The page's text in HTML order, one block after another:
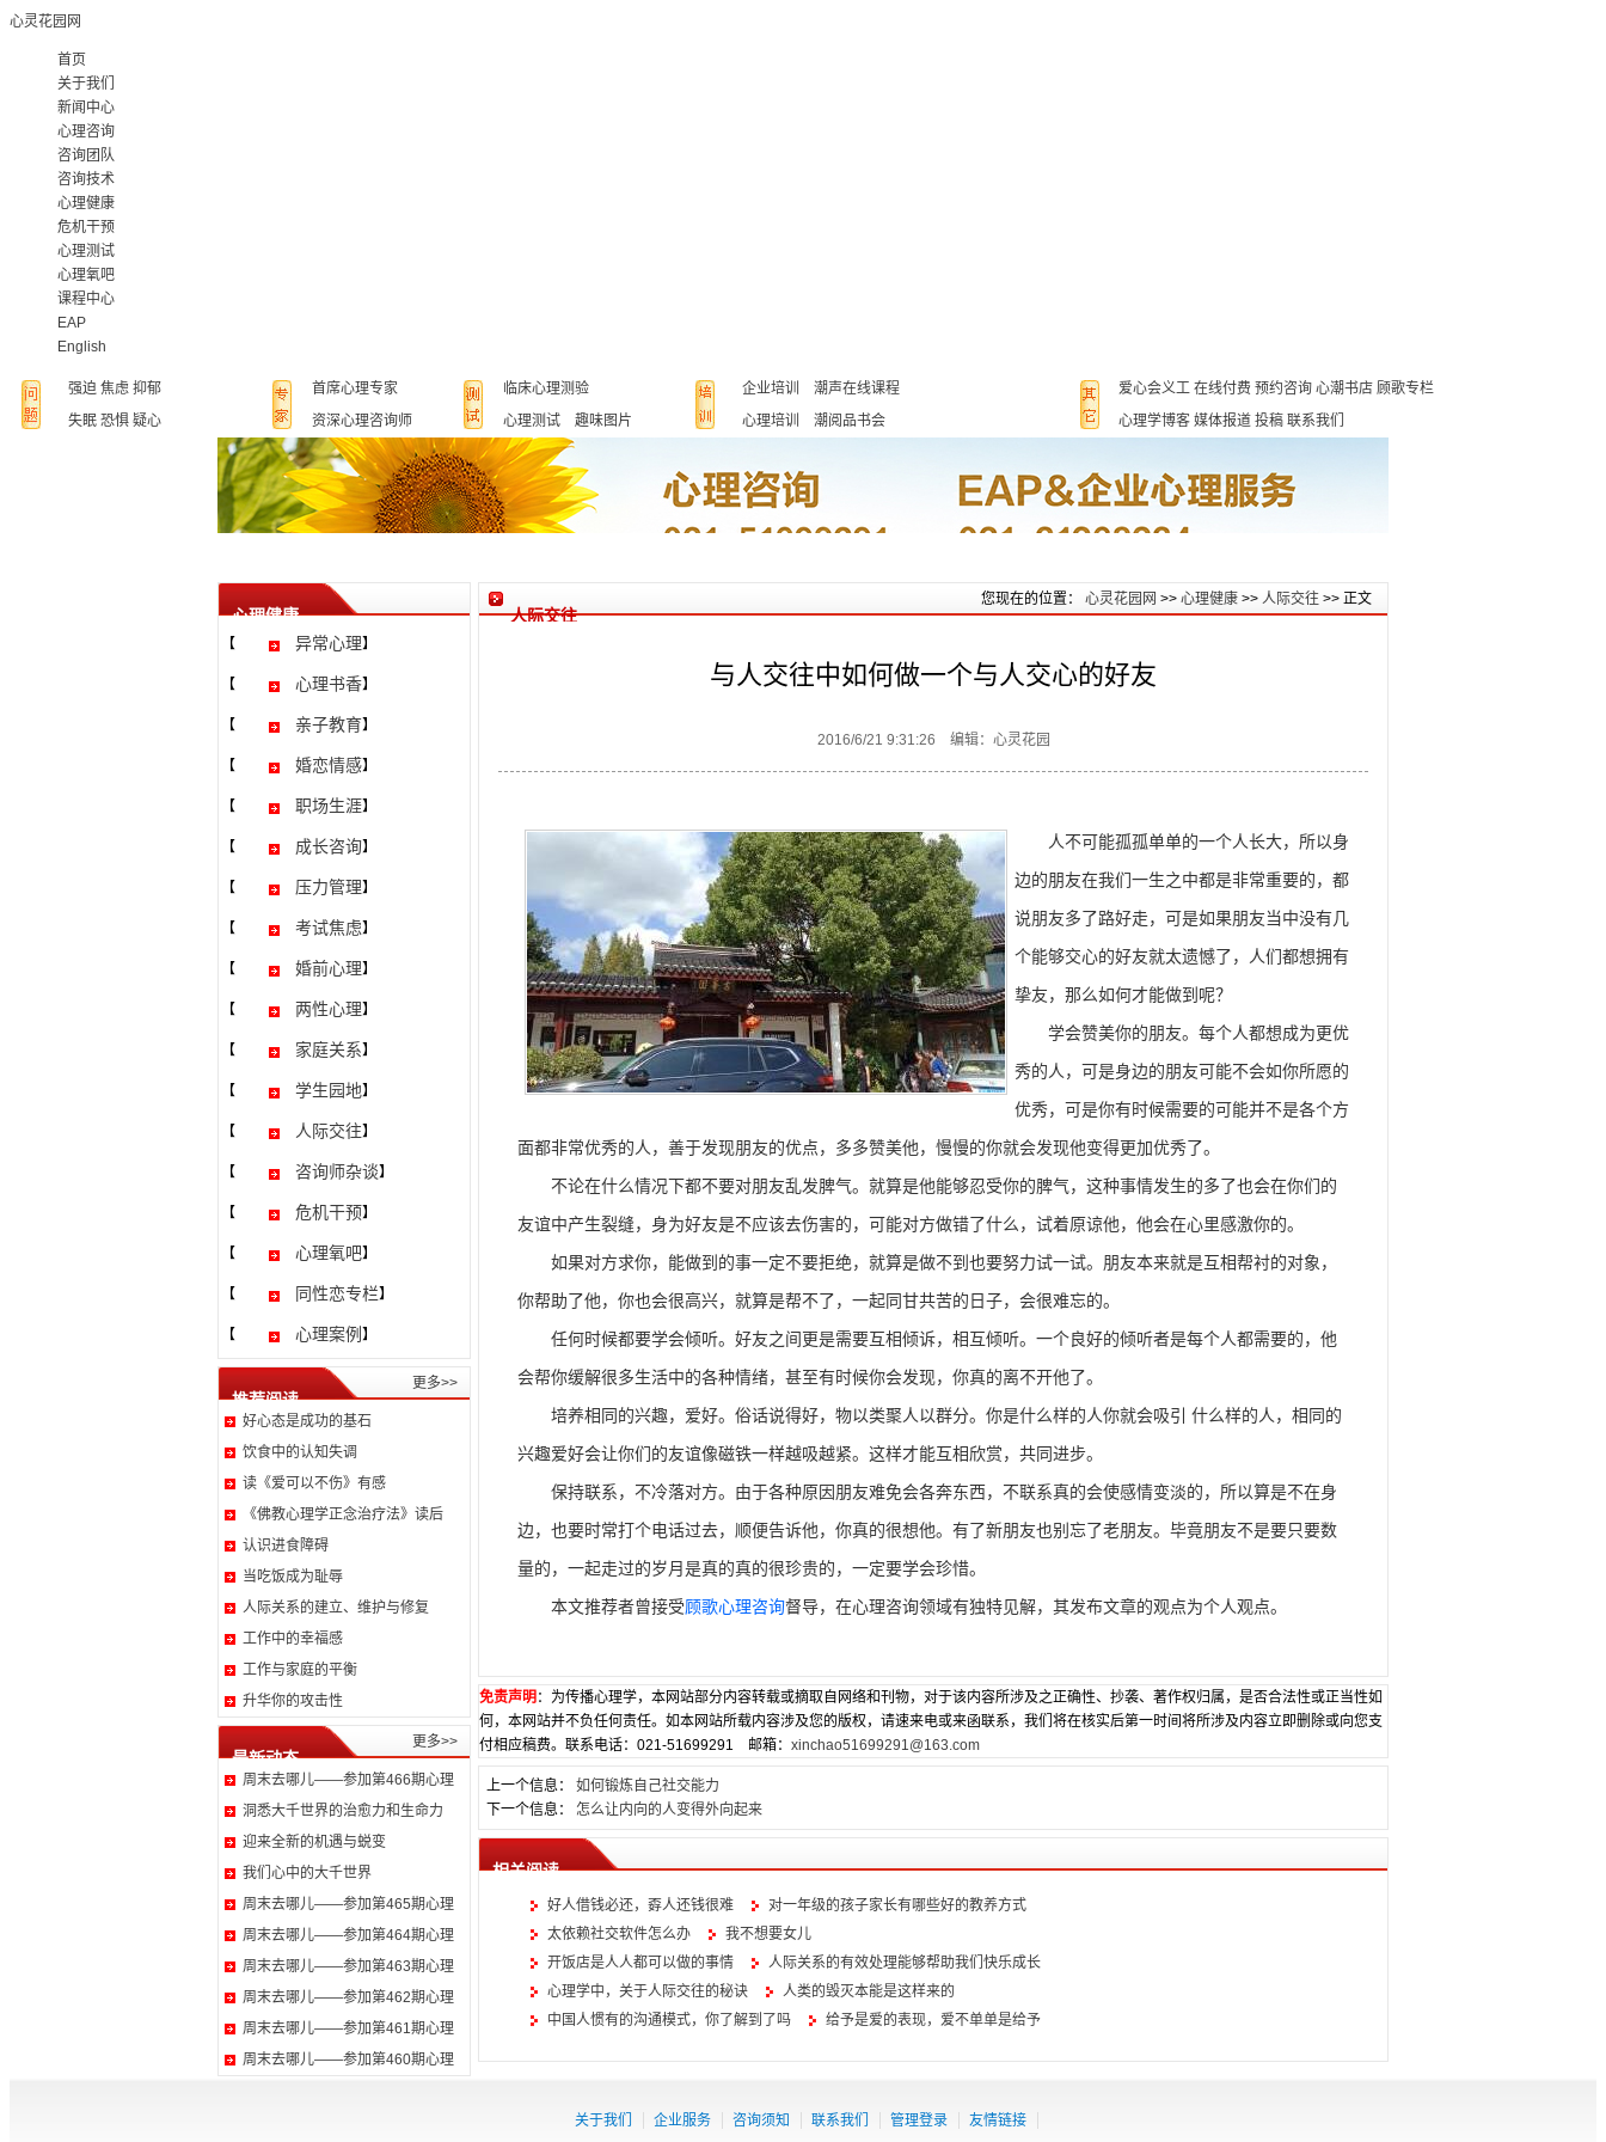
心灵花园网
首页
关于我们
新闻中心
心理咨询
咨询团队
咨询技术
心理健康
危机干预
心理测试
心理氧吧
课程中心
EAP
English
强迫 焦虑 抑郁
失眠 恐惧 疑心
首席心理专家
资深心理咨询师
临床心理测验
心理测试
趣味图片
企业培训
潮声在线课程
心理培训
潮阅品书会
爱心会义工 在线付费 预约咨询 心潮书店 顾歌专栏
心理学博客 媒体报道 投稿 联系我们
心理健康
【 异常心理】
【 心理书香】
【 亲子教育】
【 婚恋情感】
【 职场生涯】
【 成长咨询】
【 压力管理】
【 考试焦虑】
【 婚前心理】
【 两性心理】
【 家庭关系】
【 学生园地】
【 人际交往】
【 咨询师杂谈】
【 危机干预】
【 心理氧吧】
【 同性恋专栏】
【 心理案例 】
更多>>
推荐阅读
好心态是成功的基石
饮食中的认知失调
读《爱可以不伤》有感
《佛教心理学正念治疗法》读后
认识进食障碍
当吃饭成为耻辱
人际关系的建立、维护与修复
工作中的幸福感
工作与家庭的平衡
升华你的攻击性
更多>>
最新动态
周末去哪儿——参加第466期心理
洞悉大千世界的治愈力和生命力
迎来全新的机遇与蜕变
我们心中的大千世界
周末去哪儿——参加第465期心理
周末去哪儿——参加第464期心理
周末去哪儿——参加第463期心理
周末去哪儿——参加第462期心理
周末去哪儿——参加第461期心理
周末去哪儿——参加第460期心理
您现在的位置： 心灵花园网 >> 心理健康 >> 人际交往 >> 正文
人际交往
与人交往中如何做一个与人交心的好友
2016/6/21 9:31:26 编辑：心灵花园
人不可能孤孤单单的一个人长大，所以身
边的朋友在我们一生之中都是非常重要的，都
说朋友多了路好走，可是如果朋友当中没有几
个能够交心的好友就太遗憾了，人们都想拥有
挚友，那么如何才能做到呢？
学会赞美你的朋友。每个人都想成为更优
秀的人，可是身边的朋友可能不会如你所愿的
优秀，可是你有时候需要的可能并不是各个方
面都非常优秀的人，善于发现朋友的优点，多多赞美他，慢慢的你就会发现他变得更加优秀了。
不论在什么情况下都不要对朋友乱发脾气。就算是他能够忍受你的脾气，这种事情发生的多了也会在你们的
友谊中产生裂缝，身为好友是不应该去伤害的，可能对方做错了什么，试着原谅他，他会在心里感激你的。
如果对方求你，能做到的事一定不要拒绝，就算是做不到也要努力试一试。朋友本来就是互相帮衬的对象，
你帮助了他，你也会很高兴，就算是帮不了，一起同甘共苦的日子，会很难忘的。
任何时候都要学会倾听。好友之间更是需要互相倾诉，相互倾听。一个良好的倾听者是每个人都需要的，他
会帮你缓解很多生活中的各种情绪，甚至有时候你会发现，你真的离不开他了。
培养相同的兴趣，爱好。俗话说得好，物以类聚人以群分。你是什么样的人你就会吸引 什么样的人，相同的
兴趣爱好会让你们的友谊像磁铁一样越吸越紧。这样才能互相欣赏，共同进步。
保持联系，不冷落对方。由于各种原因朋友难免会各奔东西，不联系真的会使感情变淡的，所以算是不在身
边，也要时常打个电话过去，顺便告诉他，你真的很想他。有了新朋友也别忘了老朋友。毕竟朋友不是要只要数
量的，一起走过的岁月是真的真的很珍贵的，一定要学会珍惜。
本文推荐者曾接受顾歌心理咨询督导，在心理咨询领域有独特见解，其发布文章的观点为个人观点。
免责声明 ：为传播心理学，本网站部分内容转载或摘取自网络和刊物，对于该内容所涉及之正确性、抄袭、著作权归属，是否合法性或正当性如
何，本网站并不负任何责任。如本网站所载内容涉及您的版权，请速来电或来函联系，我们将在核实后第一时间将所涉及内容立即删除或向您支
付相应稿费。联系电话：021-51699291 邮箱： xinchao51699291@163.com
上一个信息： 如何锻炼自己社交能力
下一个信息： 怎么让内向的人变得外向起来
相关阅读
好人借钱必还，孬人还钱很难
对一年级的孩子家长有哪些好的教养方式
太依赖社交软件怎么办
我不想要女儿
开饭店是人人都可以做的事情
人际关系的有效处理能够帮助我们快乐成长
心理学中，关于人际交往的秘诀
人类的毁灭本能是这样来的
中国人惯有的沟通模式，你了解到了吗
给予是爱的表现，爱不单单是给予
关于我们 企业服务 咨询须知 联系我们 管理登录 友情链接